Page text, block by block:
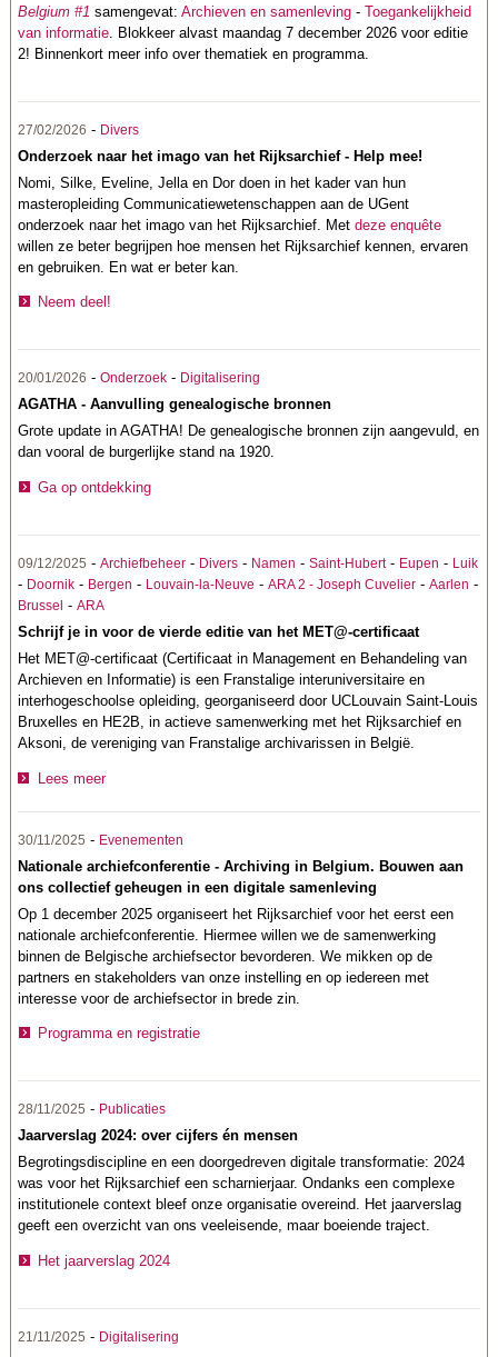
Belgium #1 samengevat:Archieven en samenleving -Toegankelijkheid
van informatie . Blokkeer alvast maandag 7 december 2026 voor editie
2! Binnenkort meer info over thematiek en programma.
27/02/2026 - Divers
Onderzoek naar het imago van het Rijksarchief - Help mee!
Nomi, Silke, Eveline, Jella en Dor doen in het kader van hun
masteropleiding Communicatiewetenschappen aan de UGent
onderzoek naar het imago van het Rijksarchief. Metdeze enquête
willen ze beter begrijpen hoe mensen het Rijksarchief kennen, ervaren
en gebruiken. En wat er beter kan.
Neem deel!
20/01/2026 -Onderzoek - Digitalisering
AGATHA - Aanvulling genealogische bronnen
Grote update in AGATHA! De genealogische bronnen zijn aangevuld, en
dan vooral de burgerlijke stand na 1920.
Ga op ontdekking
09/12/2025 -Archiefbeheer - Divers - Namen -Saint-Hubert- Eupen - Luik
- Doornik - Bergen - Louvain-la-Neuve -ARA 2 - Joseph Cuvelier -Aarlen -
Brussel -ARA
Schrijf je in voor de vierde editie van het MET@-certificaat
Het MET@-certificaat (Certificaat in Management en Behandeling van
Archieven en Informatie) is een Franstalige interuniversitaire en
interhogeschoolse opleiding, georganiseerd door UCLouvain Saint-Louis
Bruxelles en HE2B, in actieve samenwerking met het Rijksarchief en
Aksoni, de vereniging van Franstalige archivarissen in België.
Lees meer
30/11/2025 - Evenementen
Nationale archiefconferentie - Archiving in Belgium. Bouwen aan
ons collectief geheugen in een digitale samenleving
Op 1 december 2025 organiseert het Rijksarchief voor het eerst een
nationale archiefconferentie. Hiermee willen we de samenwerking
binnen de Belgische archiefsector bevorderen. We mikken op de
partners en stakeholders van onze instelling en op iedereen met
interesse voor de archiefsector in brede zin.
Programma en registratie
28/11/2025 - Publicaties
Jaarverslag 2024: over cijfers én mensen
Begrotingsdiscipline en een doorgedreven digitale transformatie: 2024
was voor het Rijksarchief een scharnierjaar. Ondanks een complexe
institutionele context bleef onze organisatie overeind. Het jaarverslag
geeft een overzicht van ons veeleisende, maar boeiende traject.
Het jaarverslag 2024
21/11/2025 - Digitalisering